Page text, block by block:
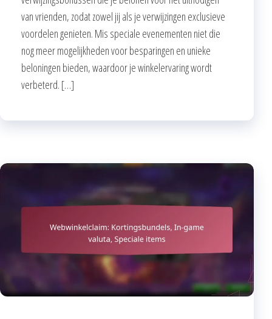
van vrienden, zodat zowel jij als je verwijzingen exclusieve
voordelen genieten. Mis speciale evenementen niet die
nog meer mogelijkheden voor besparingen en unieke
beloningen bieden, waardoor je winkelervaring wordt
verbeterd. […]